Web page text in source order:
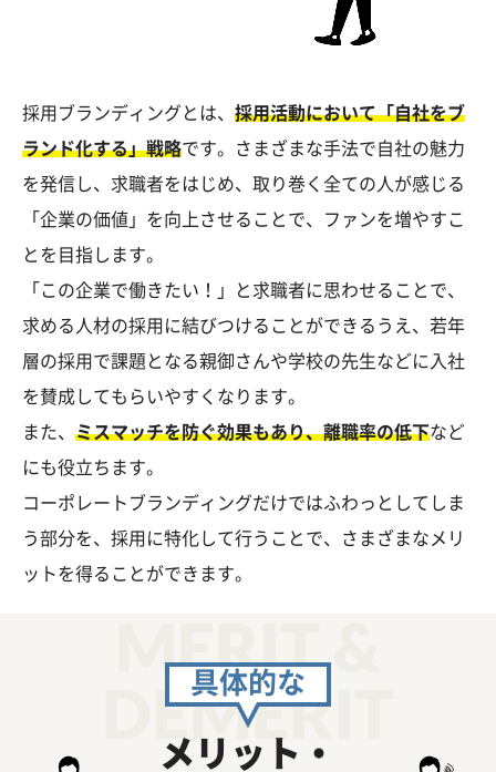
採用ブランディングとは、 採用活動において「自社をブ
ランド化する」戦略です。さまざまな手法で自社の魅力
を発信し、求職者をはじめ、取り巻く全ての人が感じる
「企業の価値」を向上させることで、ファンを増やすこ
とを目指します。
「この企業で働きたい！」と求職者に思わせることで、
求める人材の採用に結びつけることができるうえ、若年
層の採用で課題となる親御さんや学校の先生などに入社
を賛成してもらいやすくなります。
また、 ミスマッチを防ぐ効果もあり、離職率の低下など
にも役立ちます。
コーポレートブランディングだけではふわっとしてしま
う部分を、採用に特化して行うことで、さまざまなメリ
ットを得ることができます。
MERIT &
DEMERIT
具体的な
メリット・